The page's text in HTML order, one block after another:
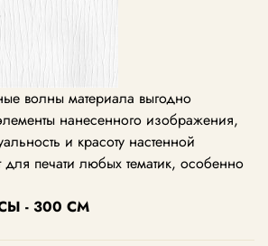
волны материала выгодно
нанесенного изображения,
и красоту настенной
печати любых тематик, особенно
- 300 СМ